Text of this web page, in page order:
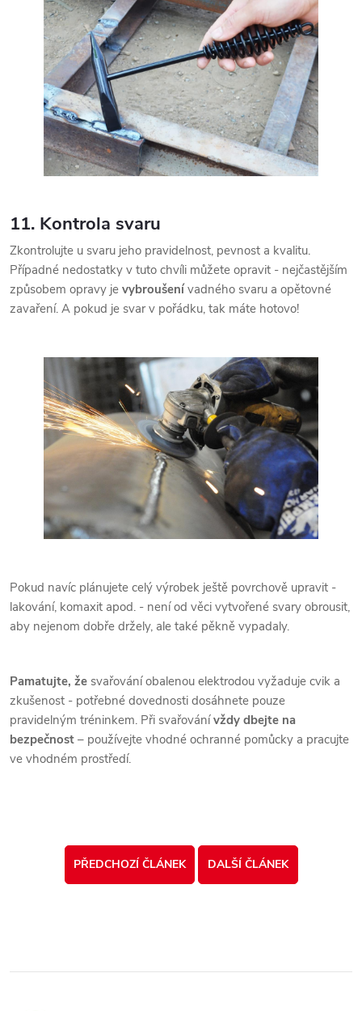
11. Kontrola svaru
Zkontrolujte u svaru jeho pravidelnost, pevnost a kvalitu.
Případné nedostatky v tuto chvíli můžete opravit - nejčastějším
způsobem opravy je vybroušenívadného svaru a opětovné
zavaření. A pokud je svar v pořádku, tak máte hotovo!
Pokud navíc plánujete celý výrobek ještě povrchově upravit -
lakování, komaxit apod. - není od věci vytvořené svary obrousit,
aby nejenom dobře držely, ale také pěkně vypadaly.
Pamatujte, že svařování obalenou elektrodou vyžaduje cvik a
zkušenost - potřebné dovednosti dosáhnete pouze
pravidelným tréninkem. Při svařovánívždy dbejte na
bezpečnost – používejte vhodné ochranné pomůcky a pracujte
ve vhodném prostředí.
PŘEDCHOZÍ ČLÁNEK DALŠÍ ČLÁNEK